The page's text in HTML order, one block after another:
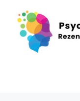
Inhalt
springen